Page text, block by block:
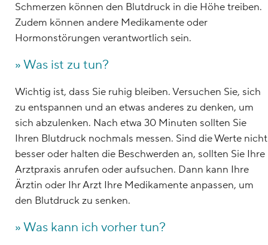
Schmerzen können den Blutdruck in die Höhe treiben.
Zudem können andere Medikamente oder
Hormonstörungen verantwortlich sein.
» Was ist zu tun?
Wichtig ist, dass Sie ruhig bleiben. Versuchen Sie, sich
zu entspannen und an etwas anderes zu denken, um
sich abzulenken. Nach etwa 30 Minuten sollten Sie
Ihren Blutdruck nochmals messen. Sind die Werte nicht
besser oder halten die Beschwerden an, sollten Sie Ihre
Arztpraxis anrufen oder aufsuchen. Dann kann Ihre
Ärztin oder Ihr Arzt Ihre Medikamente anpassen, um
den Blutdruck zu senken.
» Was kann ich vorher tun?